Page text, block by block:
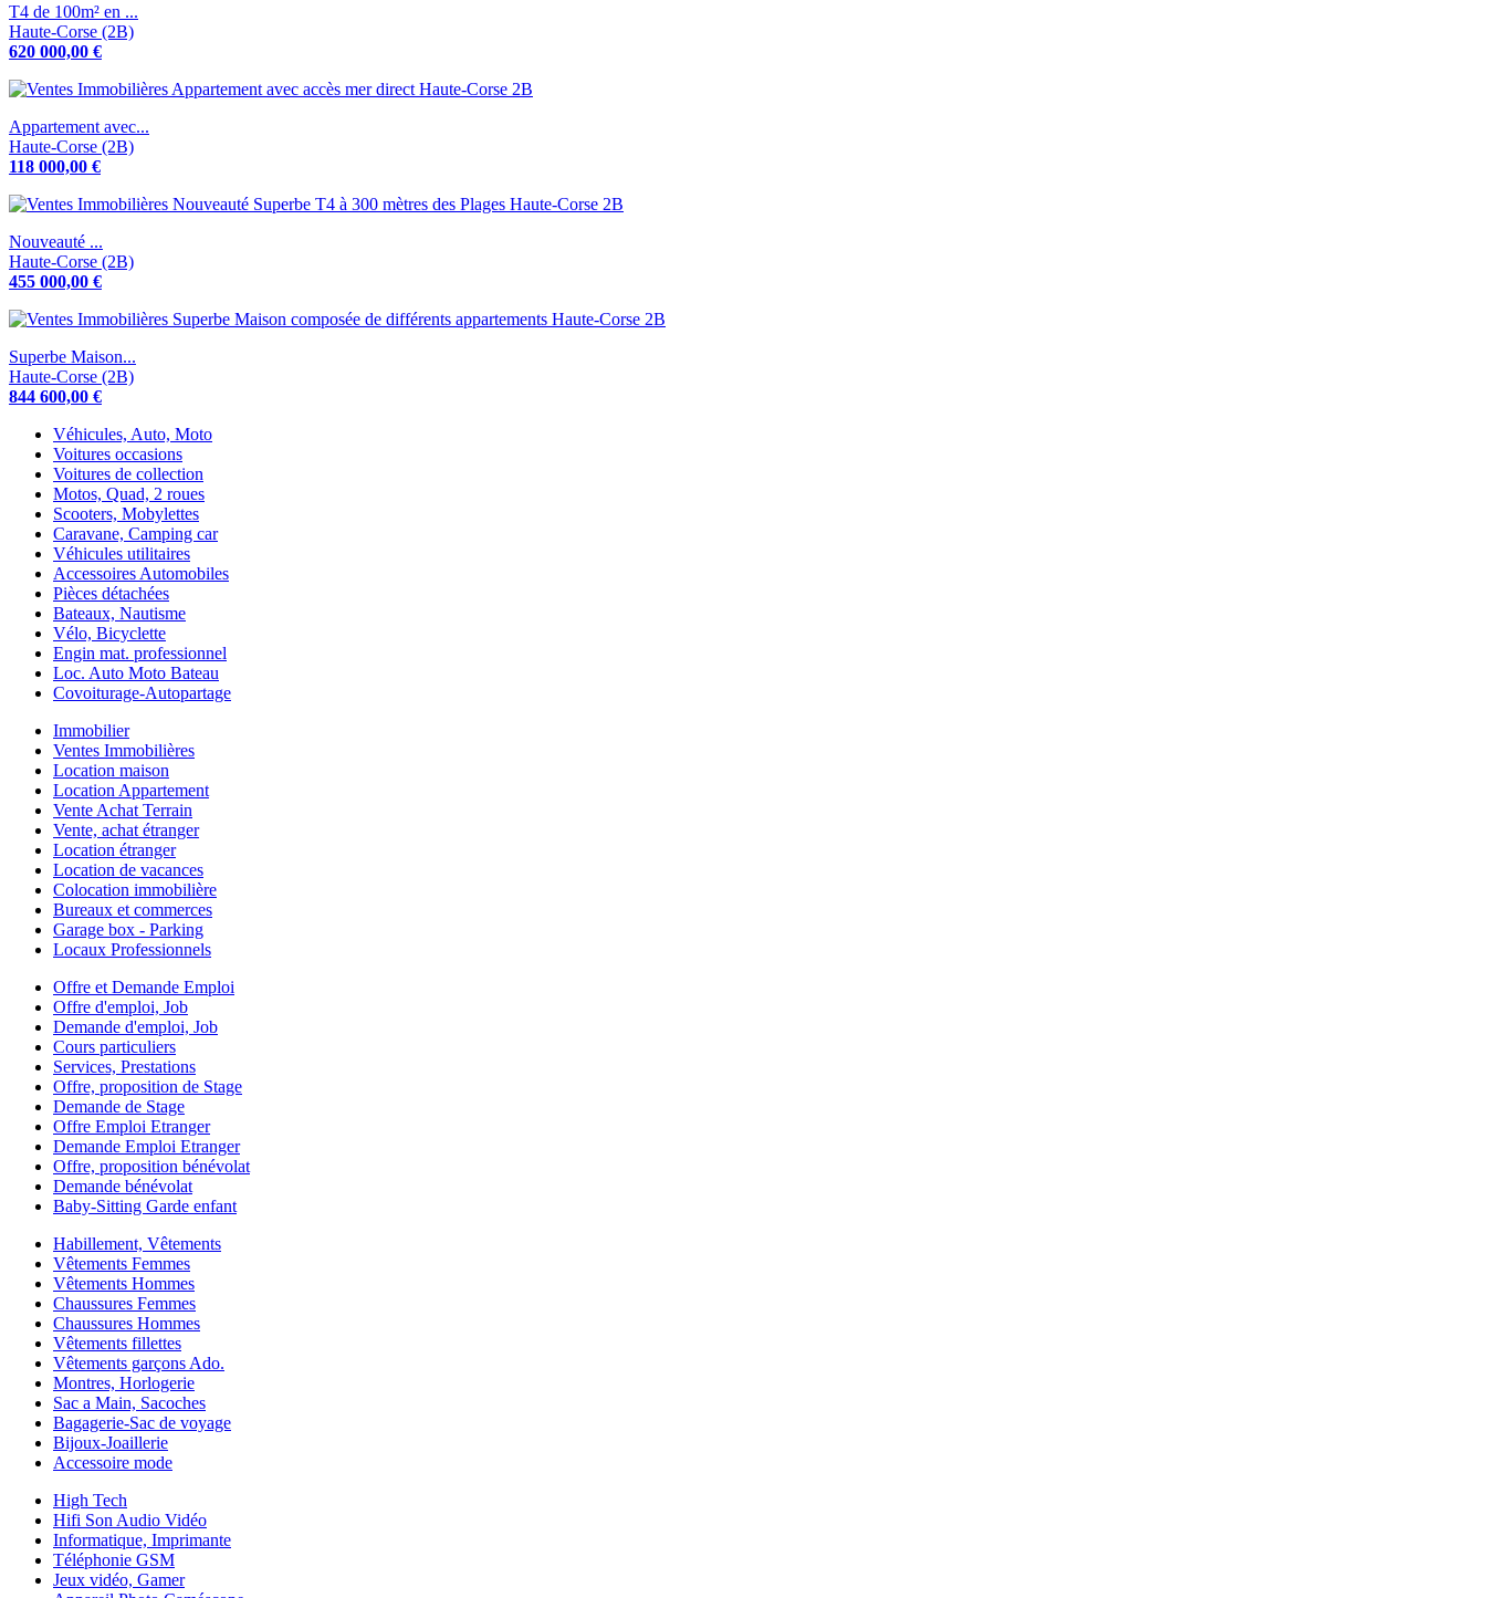
T4 de 100m² en ...
Haute-Corse (2B)
620 000,00 €
Appartement avec...
Haute-Corse (2B)
118 000,00 €
Nouveauté ...
Haute-Corse (2B)
455 000,00 €
Superbe Maison...
Haute-Corse (2B)
844 600,00 €
Véhicules, Auto, Moto
Voitures occasions
Voitures de collection
Motos, Quad, 2 roues
Scooters, Mobylettes
Caravane, Camping car
Véhicules utilitaires
Accessoires Automobiles
Pièces détachées
Bateaux, Nautisme
Vélo, Bicyclette
Engin mat. professionnel
Loc. Auto Moto Bateau
Covoiturage-Autopartage
Immobilier
Ventes Immobilières
Location maison
Location Appartement
Vente Achat Terrain
Vente, achat étranger
Location étranger
Location de vacances
Colocation immobilière
Bureaux et commerces
Garage box - Parking
Locaux Professionnels
Offre et Demande Emploi
Offre d'emploi, Job
Demande d'emploi, Job
Cours particuliers
Services, Prestations
Offre, proposition de Stage
Demande de Stage
Offre Emploi Etranger
Demande Emploi Etranger
Offre, proposition bénévolat
Demande bénévolat
Baby-Sitting Garde enfant
Habillement, Vêtements
Vêtements Femmes
Vêtements Hommes
Chaussures Femmes
Chaussures Hommes
Vêtements fillettes
Vêtements garçons Ado.
Montres, Horlogerie
Sac a Main, Sacoches
Bagagerie-Sac de voyage
Bijoux-Joaillerie
Accessoire mode
High Tech
Hifi Son Audio Vidéo
Informatique, Imprimante
Téléphonie GSM
Jeux vidéo, Gamer